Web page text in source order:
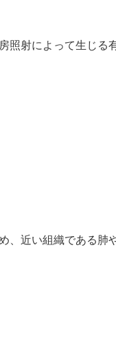
照射によって生じる
、近い組織である肺